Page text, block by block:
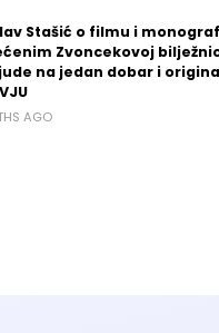
Stašić o filmu i
Zvoncekovoj
na jedan dobar i
AGO